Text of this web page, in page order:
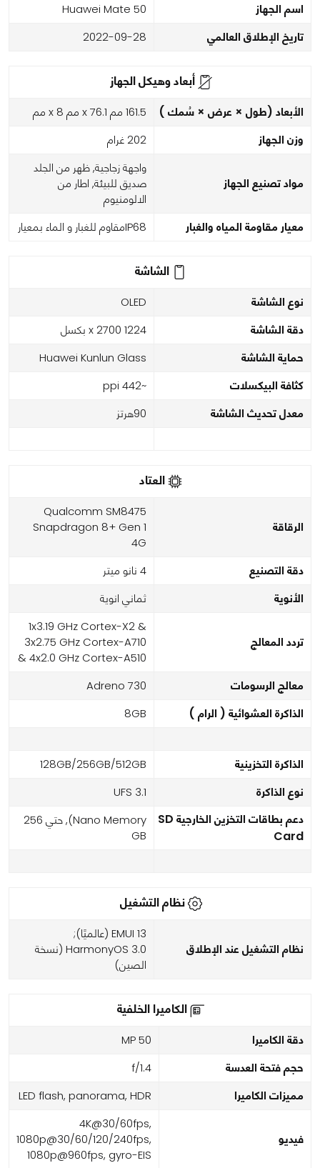
اسم الجهاز Huawei Mate 50
تاريخ الإطلاق العالمي 2022-09-28
أبعاد وهيكل الجهاز
الأبعاد (طول × عرض × سُمك ) 161.5 مم x 76.1 مم x 8 مم
وزن الجهاز 202 غرام
مواد تصنيع الجهاز
واجهة زجاجية, ظهر من الجلد
صديق للبيئة, اطار من
الالومنيوم
معيار مقاومة المياه والغبار IP68مقاوم للغبار و الماء بمعيار
الشاشة
نوع الشاشة OLED
دقة الشاشة 1224 x 2700 بكسل
حماية الشاشة Huawei Kunlun Glass
كثافة البيكسلات ~442 ppi
معدل تحديث الشاشة 90هرتز
العتاد
الرقاقة
Qualcomm SM8475
Snapdragon 8+ Gen 1
4G
دقة التصنيع 4 نانو ميتر
الأنوية ثماني انوية
تردد المعالج
1x3.19 GHz Cortex-X2 &
3x2.75 GHz Cortex-A710
& 4x2.0 GHz Cortex-A510
معالج الرسومات Adreno 730
الذاكرة العشوائية ( الرام ) 8GB
الذاكرة التخزينية 128GB/256GB/512GB
نوع الذاكرة UFS 3.1
دعم بطاقات التخزين الخارجية SD
Card
Nano Memory), حتي 256
GB
نظام التشغيل
نظام التشغيل عند الإطلاق
EMUI 13 (عالميًا);
HarmonyOS 3.0 (نسخة
الصين)
الكاميرا الخلفية
دقة الكاميرا 50 MP
حجم فتحة العدسة f/1.4
مميزات الكاميرا LED flash, panorama, HDR
فيديو
4K@30/60fps,
1080p@30/60/120/240fps,
1080p@960fps, gyro-EIS